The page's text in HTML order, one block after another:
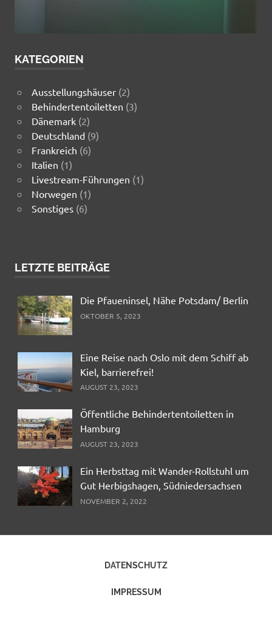
KATEGORIEN
Ausstellungshäuser(2)
Behindertentoiletten (3)
Dänemark(2)
Deutschland(9)
Frankreich (6)
Italien (1)
Livestream-Führungen (1)
Norwegen (1)
Sonstiges(6)
LETZTE BEITRÄGE
Die Pfaueninsel, Nähe Potsdam/ Berlin
OKTOBER 5, 2023
Eine Reise nach Oslo mit dem Schiff ab
Kiel, barrierefrei!
AUGUST 23, 2023
Öffentliche Behindertentoiletten in
Hamburg
AUGUST 23, 2023
Ein Herbsttag mit Wander-Rollstuhl um
Gut Herbigshagen, Südniedersachsen
NOVEMBER 2, 2022
DATENSCHUTZ
IMPRESSUM